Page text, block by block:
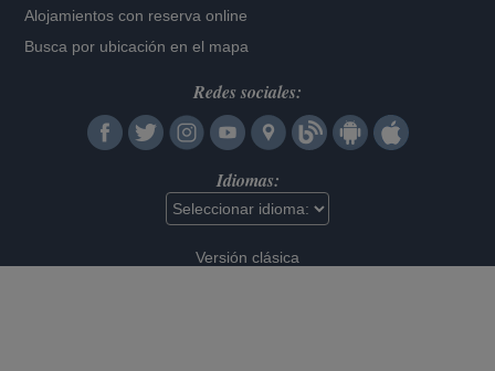
Alojamientos con reserva online
Busca por ubicación en el mapa
Redes sociales:
Idiomas:
Versión clásica